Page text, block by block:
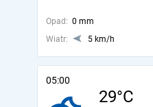
Opad: 0 mm
Wiatr:
5 km/h
05:00
29°C